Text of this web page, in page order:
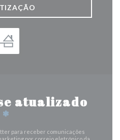
atualizado
*
para receber comunicações